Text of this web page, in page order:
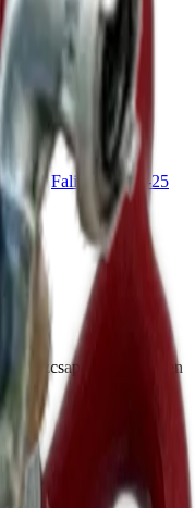
Falitűzcsap D-25
tűzcsapszekrényekben